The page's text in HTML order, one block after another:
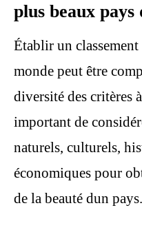
plus beaux pays
Établir un
monde peut être
diversité des critères
important de
naturels, culturels,
économiques pour
de la beauté dun pays.